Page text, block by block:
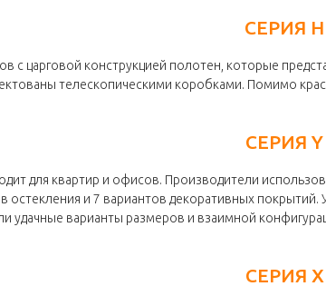
СЕРИЯ H
с царговой конструкцией полотен, которые
телескопическими коробками. Помимо
СЕРИЯ Y
для квартир и офисов. Производители
остекления и 7 вариантов декоративных
удачные варианты размеров и взаимной
СЕРИЯ X